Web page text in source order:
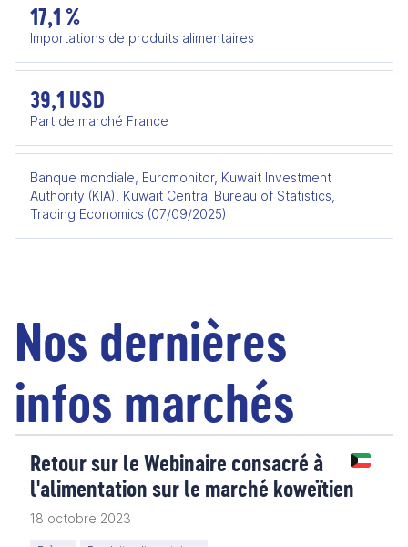
17,1 %
Importations de produits alimentaires
39,1 USD
Part de marché France
Banque mondiale, Euromonitor, Kuwait Investment
Authority (KIA), Kuwait Central Bureau of Statistics,
Trading Economics (07/09/2025)
Nos dernières
infos marchés
Retour sur le Webinaire consacré à
l'alimentation sur le marché koweïtien
18 octobre 2023